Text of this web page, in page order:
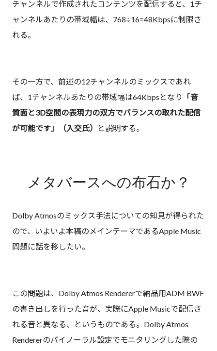
チャンネルで作成されたコンテンツを配信すると、1チ
ャンネルあたりの帯域幅は、768÷16=48Kbpsに制限さ
れる。
その一方で、前述の12チャンネルのミックスであれ
ば、1チャンネルあたりの帯域幅は64Kbpsとなり
「音
質面と3D空間の表現力の双方でバランスの取れた配信
が可能です」（入交氏）
と説明する。
メタバースへの布石か？
Dolby Atmosのミックス手法についての知見が得られた
ので、いよいよ本稿のメインテーマであるApple Music
問題に話を移したい。
この問題は、Dolby Atmos Rendererで納品用ADM BWF
の書き出しを行った音が、実際にApple Musicで配信さ
れる音と異なる、というものである。Dolby Atmos
Rendererのバイノーラル設定でモニタリングした際の